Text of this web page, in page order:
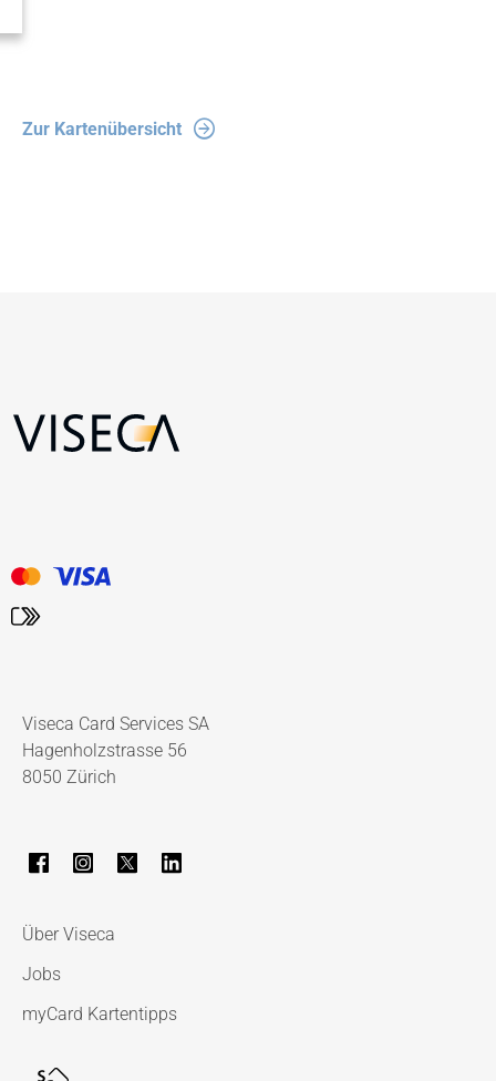
Zur Kartenübersicht
Viseca Card Services SA
Hagenholzstrasse 56
8050 Zürich
Über Viseca
Jobs
myCard Kartentipps